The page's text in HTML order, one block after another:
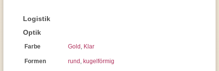
Logistik
Optik
Farbe Gold , Klar
Formen rund , kugelförmig